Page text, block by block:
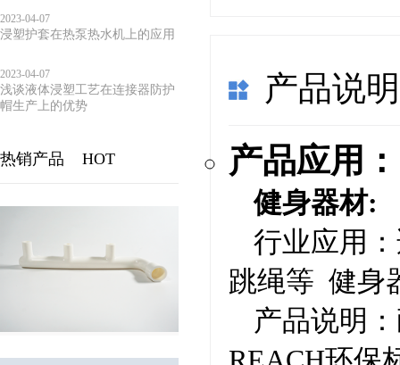
2023-04-07
浸塑护套在热泵热水机上的应用
2023-04-07
浅谈液体浸塑工艺在连接器防护
帽生产上的优势
热销产品 HOT
产品说
产品应用：
健身器材:
行业应用
跳绳等 健身
产品说明